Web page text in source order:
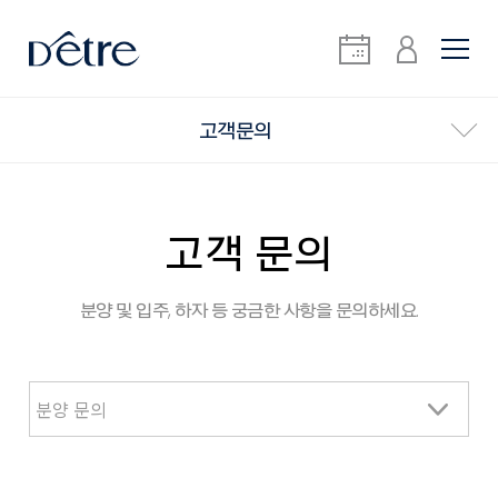
고객문의
고객 문의
분양 및 입주, 하자 등 궁금한 사항을 문의하세요.